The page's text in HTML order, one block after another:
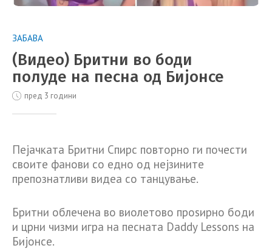
ЗАБАВА
(Видео) Бритни во боди
полуде на песна од Бијонсе
пред 3 години
Пејачката Бритни Спирс повторно ги почести
своите фанови со едно од нејзините
препознатливи видеа со танцување.
Бритни облечена во виолетово проѕирно боди
и црни чизми игра на песната Daddy Lessons на
Бијонсе.